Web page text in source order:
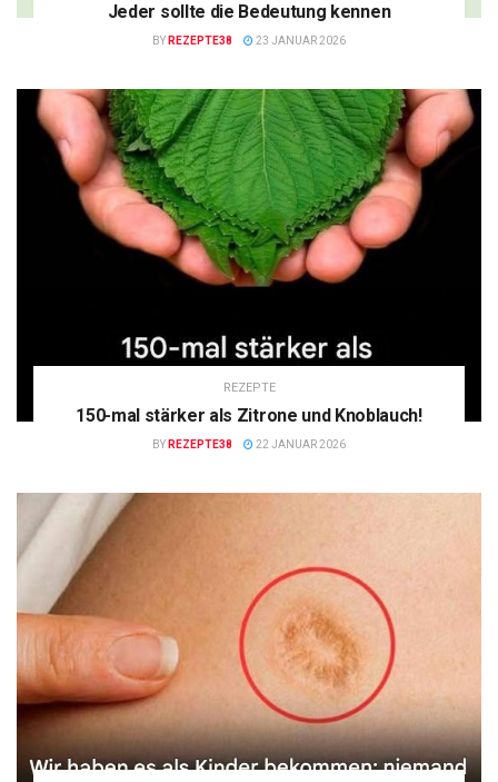
Jeder sollte die Bedeutung kennen
BY REZEPTE38 23 JANUAR 2026
REZEPTE
150-mal stärker als Zitrone und Knoblauch!
BY REZEPTE38 22 JANUAR 2026